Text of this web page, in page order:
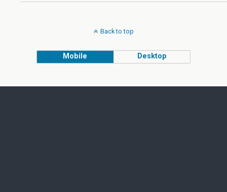
Back to top
Mobile Desktop